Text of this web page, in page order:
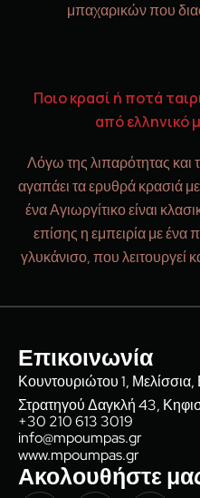
μπαχαρικών που
Ποιο κρασί ή ποτά
από ελληνικό
Λόγω της λιπαρότητας
αγαπάει τα ερυθρά κρασιά
ένα Αγιωργίτικο είναι
επίσης η εμπειρία με
γλυκάνισο, που λειτουργεί
Επικοινωνία
Κουντουριώτου 1,
Στρατηγού Δαγκλή 43,
+30 210 613 3019
info@mpoumpas.gr
www.mpoumpas.gr
Ακολουθήστε